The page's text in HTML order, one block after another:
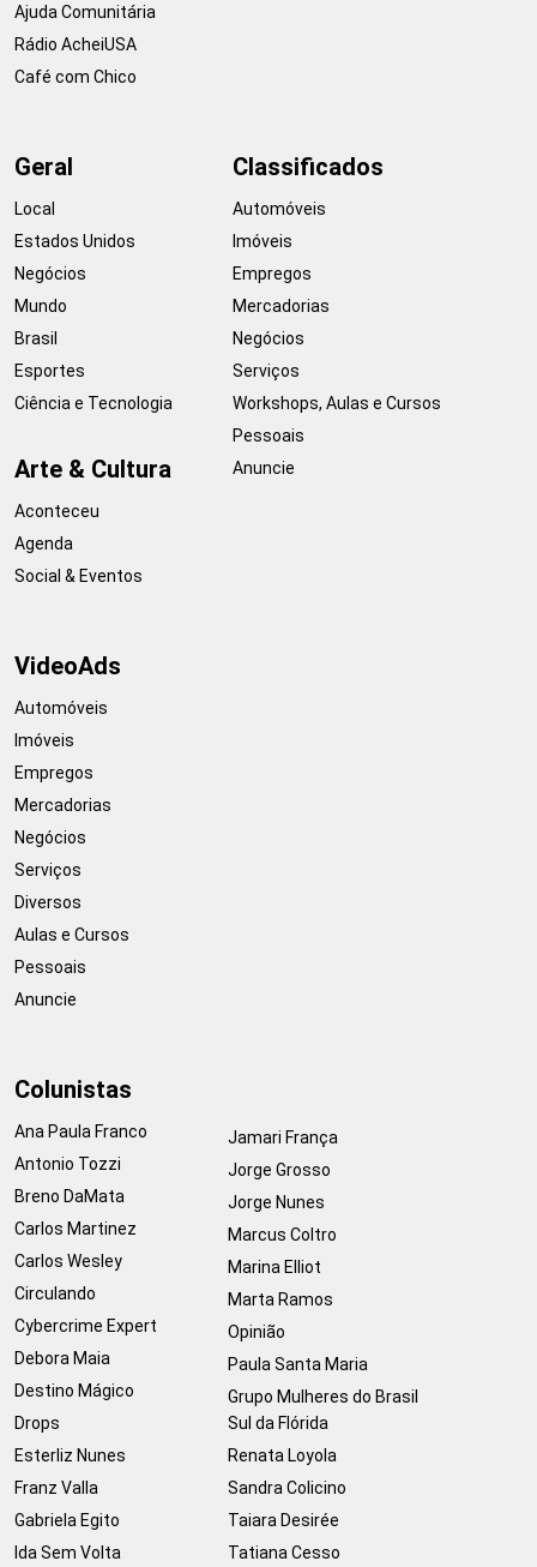
Ajuda Comunitária
Rádio AcheiUSA
Café com Chico
Geral
Local
Estados Unidos
Negócios
Mundo
Brasil
Esportes
Ciência e Tecnologia
Arte & Cultura
Aconteceu
Agenda
Social & Eventos
Classificados
Automóveis
Imóveis
Empregos
Mercadorias
Negócios
Serviços
Workshops, Aulas e Cursos
Pessoais
Anuncie
VideoAds
Automóveis
Imóveis
Empregos
Mercadorias
Negócios
Serviços
Diversos
Aulas e Cursos
Pessoais
Anuncie
Colunistas
Ana Paula Franco
Antonio Tozzi
Breno DaMata
Carlos Martinez
Carlos Wesley
Circulando
Cybercrime Expert
Debora Maia
Destino Mágico
Drops
Esterliz Nunes
Franz Valla
Gabriela Egito
Ida Sem Volta
Jamari França
Jorge Grosso
Jorge Nunes
Marcus Coltro
Marina Elliot
Marta Ramos
Opinião
Paula Santa Maria
Grupo Mulheres do Brasil
Sul da Flórida
Renata Loyola
Sandra Colicino
Taiara Desirée
Tatiana Cesso